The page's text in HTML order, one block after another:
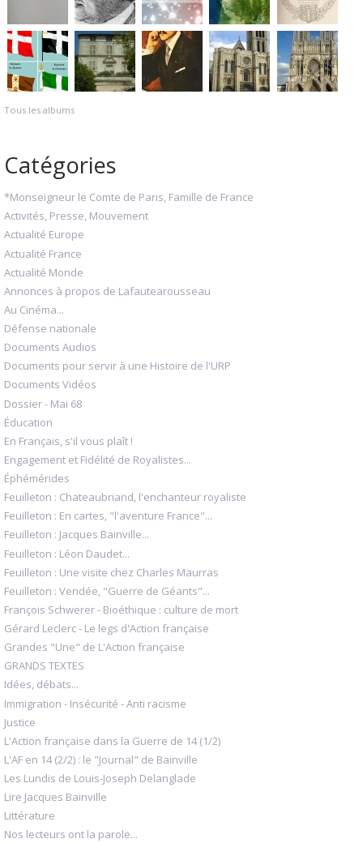
Tous les albums
Catégories
*Monseigneur le Comte de Paris, Famille de France
Activités, Presse, Mouvement
Actualité Europe
Actualité France
Actualité Monde
Annonces à propos de Lafautearousseau
Au Cinéma...
Défense nationale
Documents Audios
Documents pour servir à une Histoire de l'URP
Documents Vidéos
Dossier - Mai 68
Éducation
En Français, s'il vous plaît !
Engagement et Fidélité de Royalistes...
Éphémérides
Feuilleton : Chateaubriand, l'enchanteur royaliste
Feuilleton : En cartes, "l'aventure France"...
Feuilleton : Jacques Bainville...
Feuilleton : Léon Daudet...
Feuilleton : Une visite chez Charles Maurras
Feuilleton : Vendée, "Guerre de Géants"...
François Schwerer - Bioéthique : culture de mort
Gérard Leclerc - Le legs d'Action française
Grandes "Une" de L'Action française
GRANDS TEXTES
Idées, débats...
Immigration - Insécurité - Anti racisme
Justice
L'Action française dans la Guerre de 14 (1/2)
L'AF en 14 (2/2) : le "Journal" de Bainville
Les Lundis de Louis-Joseph Delanglade
Lire Jacques Bainville
Littérature
Nos lecteurs ont la parole...